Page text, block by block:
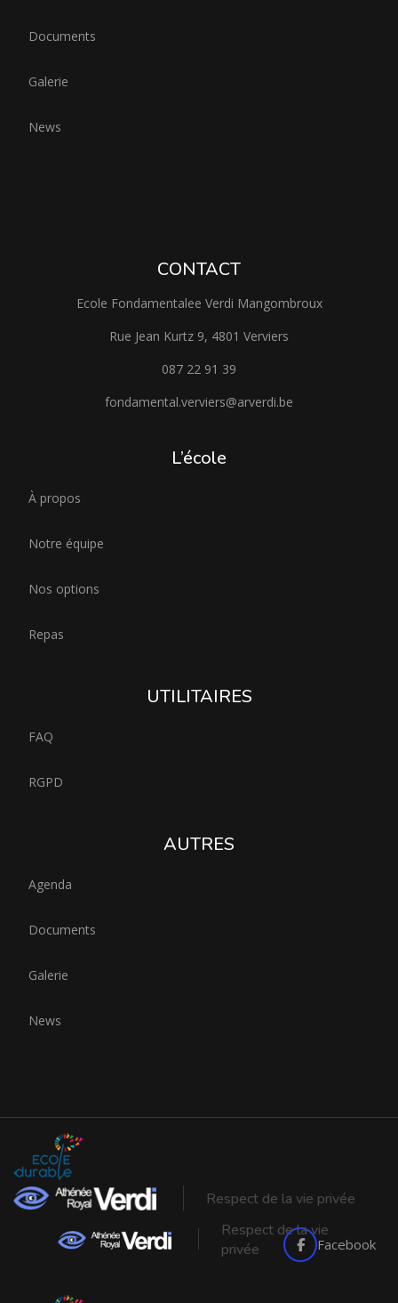
Documents
Galerie
News
CONTACT
Ecole Fondamentalee Verdi Mangombroux
Rue Jean Kurtz 9, 4801 Verviers
087 22 91 39
fondamental.verviers@arverdi.be
L’école
À propos
Notre équipe
Nos options
Repas
UTILITAIRES
FAQ
RGPD
AUTRES
Agenda
Documents
Galerie
News
Respect de la vie privée
Facebook
Respect de la vie
privée